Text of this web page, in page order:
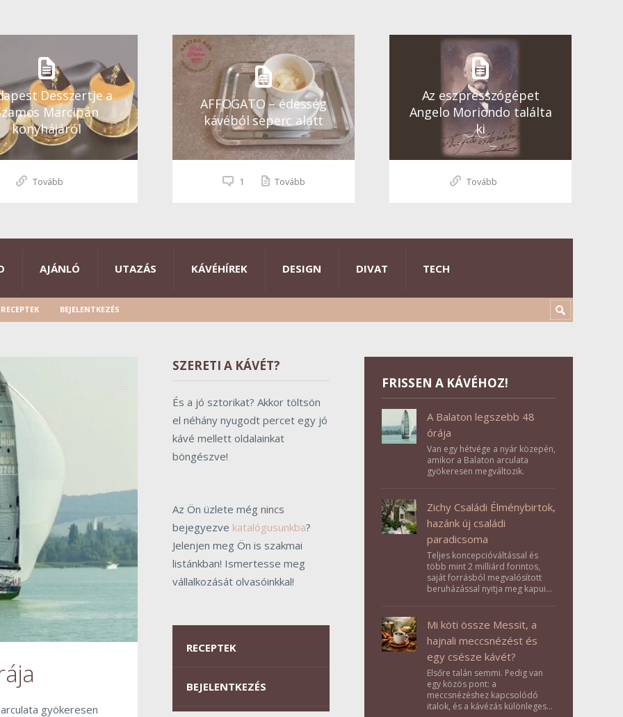
Desszertje a
Marcipán
konyhájáról
Tovább
AFFOGATO – édesség
kávéból seperc alatt
1 Tovább
Az eszpresszógépet
Angelo Moriondo találta
ki
Tovább
AJÁNLÓ UTAZÁS KÁVÉHÍREK DESIGN DIVAT TECH
RECEPTEK BEJELENTKEZÉS
gyökeresen
SZERETI A KÁVÉT?
És a jó sztorikat? Akkor töltsön
el néhány nyugodt percet egy jó
kávé mellett oldalainkat
böngészve!
Az Ön üzlete még nincs
bejegyezve katalógusunkba?
Jelenjen meg Ön is szakmai
listánkban! Ismertesse meg
vállalkozását olvasóinkkal!
RECEPTEK
BEJELENTKEZÉS
FRISSEN A KÁVÉHOZ!
A Balaton legszebb 48
órája
Van egy hétvége a nyár közepén,
amikor a Balaton arculata
gyökeresen megváltozik.
Zichy Családi Élménybirtok,
hazánk új családi
paradicsoma
Teljes koncepcióváltással és
több mint 2 milliárd forintos,
saját forrásból megvalósított
beruházással nyitja meg kapuit a
Élménybirtok a mai napon.
Mi köti össze Messit, a
hajnali meccsnézést és
egy csésze kávét?
Elsőre talán semmi. Pedig van
egy közös pont: a
meccsnézéshez kapcsolódó
italok, és a kávézás különleges